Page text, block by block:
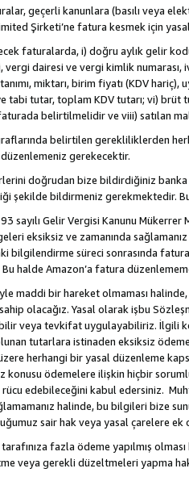
geçerli kanunlara (basılı veya
Şirketi’ne fatura kesmek için
faturalarda, i) doğru aylık gelir
vergi dairesi ve vergi kimlik
miktarı, birim fiyatı (KDV
tabi tutar, toplam KDV tutarı; vi) brüt
belirtilmelidir ve viii) satılan
belirtilen gerekliliklerden
gerekecektir.
doğrudan bize bildirdiğiniz banka
şekilde bildirmeniz gerekmektedir.
sayılı Gelir Vergisi Kanunu
eksiksiz ve zamanında
bilgilendirme süreci sonrasında
halde Amazon’a fatura
maddi bir hareket olmaması
olacağız. Yasal olarak işbu
veya tevkifat uygulayabiliriz. İlgili
tutarlara istinaden eksiksiz
herhangi bir yasal düzenleme
konusu ödemelere ilişkin hiçbir
rücu edebileceğini kabul edersiniz.
halinde, bu bilgileri bize
sair hak veya yasal çarelere
fazla ödeme yapılmış
veya gerekli düzeltmeleri yapma